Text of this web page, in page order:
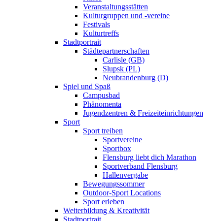
Veranstaltungsstätten
Kulturgruppen und -vereine
Festivals
Kulturtreffs
Stadtportrait
Städtepartnerschaften
Carlisle (GB)
Slupsk (PL)
Neubrandenburg (D)
Spiel und Spaß
Campusbad
Phänomenta
Jugendzentren & Freizeiteinrichtungen
Sport
Sport treiben
Sportvereine
Sportbox
Flensburg liebt dich Marathon
Sportverband Flensburg
Hallenvergabe
Bewegungssommer
Outdoor-Sport Locations
Sport erleben
Weiterbildung & Kreativität
Stadtportrait